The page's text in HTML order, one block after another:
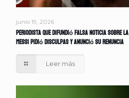
junio 19, 2026
Periodista que difundió falsa noticia sobre
Messi pidió disculpas y anunció su renuncia
Leer más